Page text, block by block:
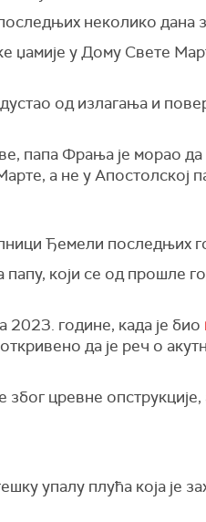
неколико дана
џамије у Дому Свете
од излагања и
папа Фрања је морао
а не у Апостолској
Ђемели последњих
који се од прошле
2023. године, када је био
да је реч о
цревне
упалу плућа која је